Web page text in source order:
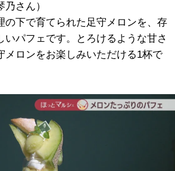
乃さん）
の下で育てられた足守メロンを、存
いパフェです。とろけるような甘さ
メロンをお楽しみいただける1杯で